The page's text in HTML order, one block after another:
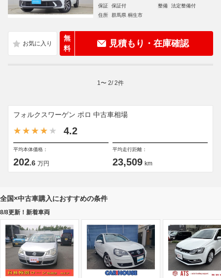
保証
保証付 整備
法定整備付
住所
群馬県 桐生市
無
料
見積もり・在庫確認
1 〜 2/2件
フォルクスワーゲン ポロ 中古車相場
4.2
平均本体価格：
202.6 万円
平均走行距離：
23,509 km
全国×中古車購入におすすめの条件
8/8更新！新着車両